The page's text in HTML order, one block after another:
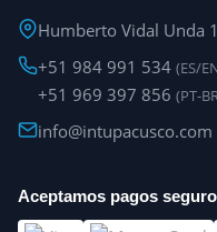
Humberto Vidal Unda
+51 984 991 534 (ES/
+51 969 397 856 (PT-
info@intupacusco.com
Aceptamos pagos